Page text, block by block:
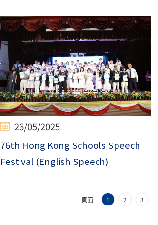
26/05/2025
76th Hong Kong Schools Speech
Festival (English Speech)
頁面: 1 2 3